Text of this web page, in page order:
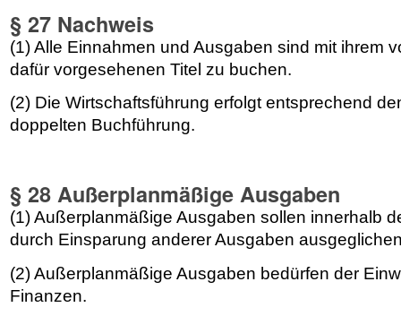
§ 27 Nachweis
(1) Alle Einnahmen und Ausgaben sind mit ihrem
dafür vorgesehenen Titel zu buchen.
(2) Die Wirtschaftsführung erfolgt entsprechend
doppelten Buchführung.
§ 28 Außerplanmäßige Ausgaben
(1) Außerplanmäßige Ausgaben sollen innerhalb
durch Einsparung anderer Ausgaben
(2) Außerplanmäßige Ausgaben bedürfen der
Finanzen.